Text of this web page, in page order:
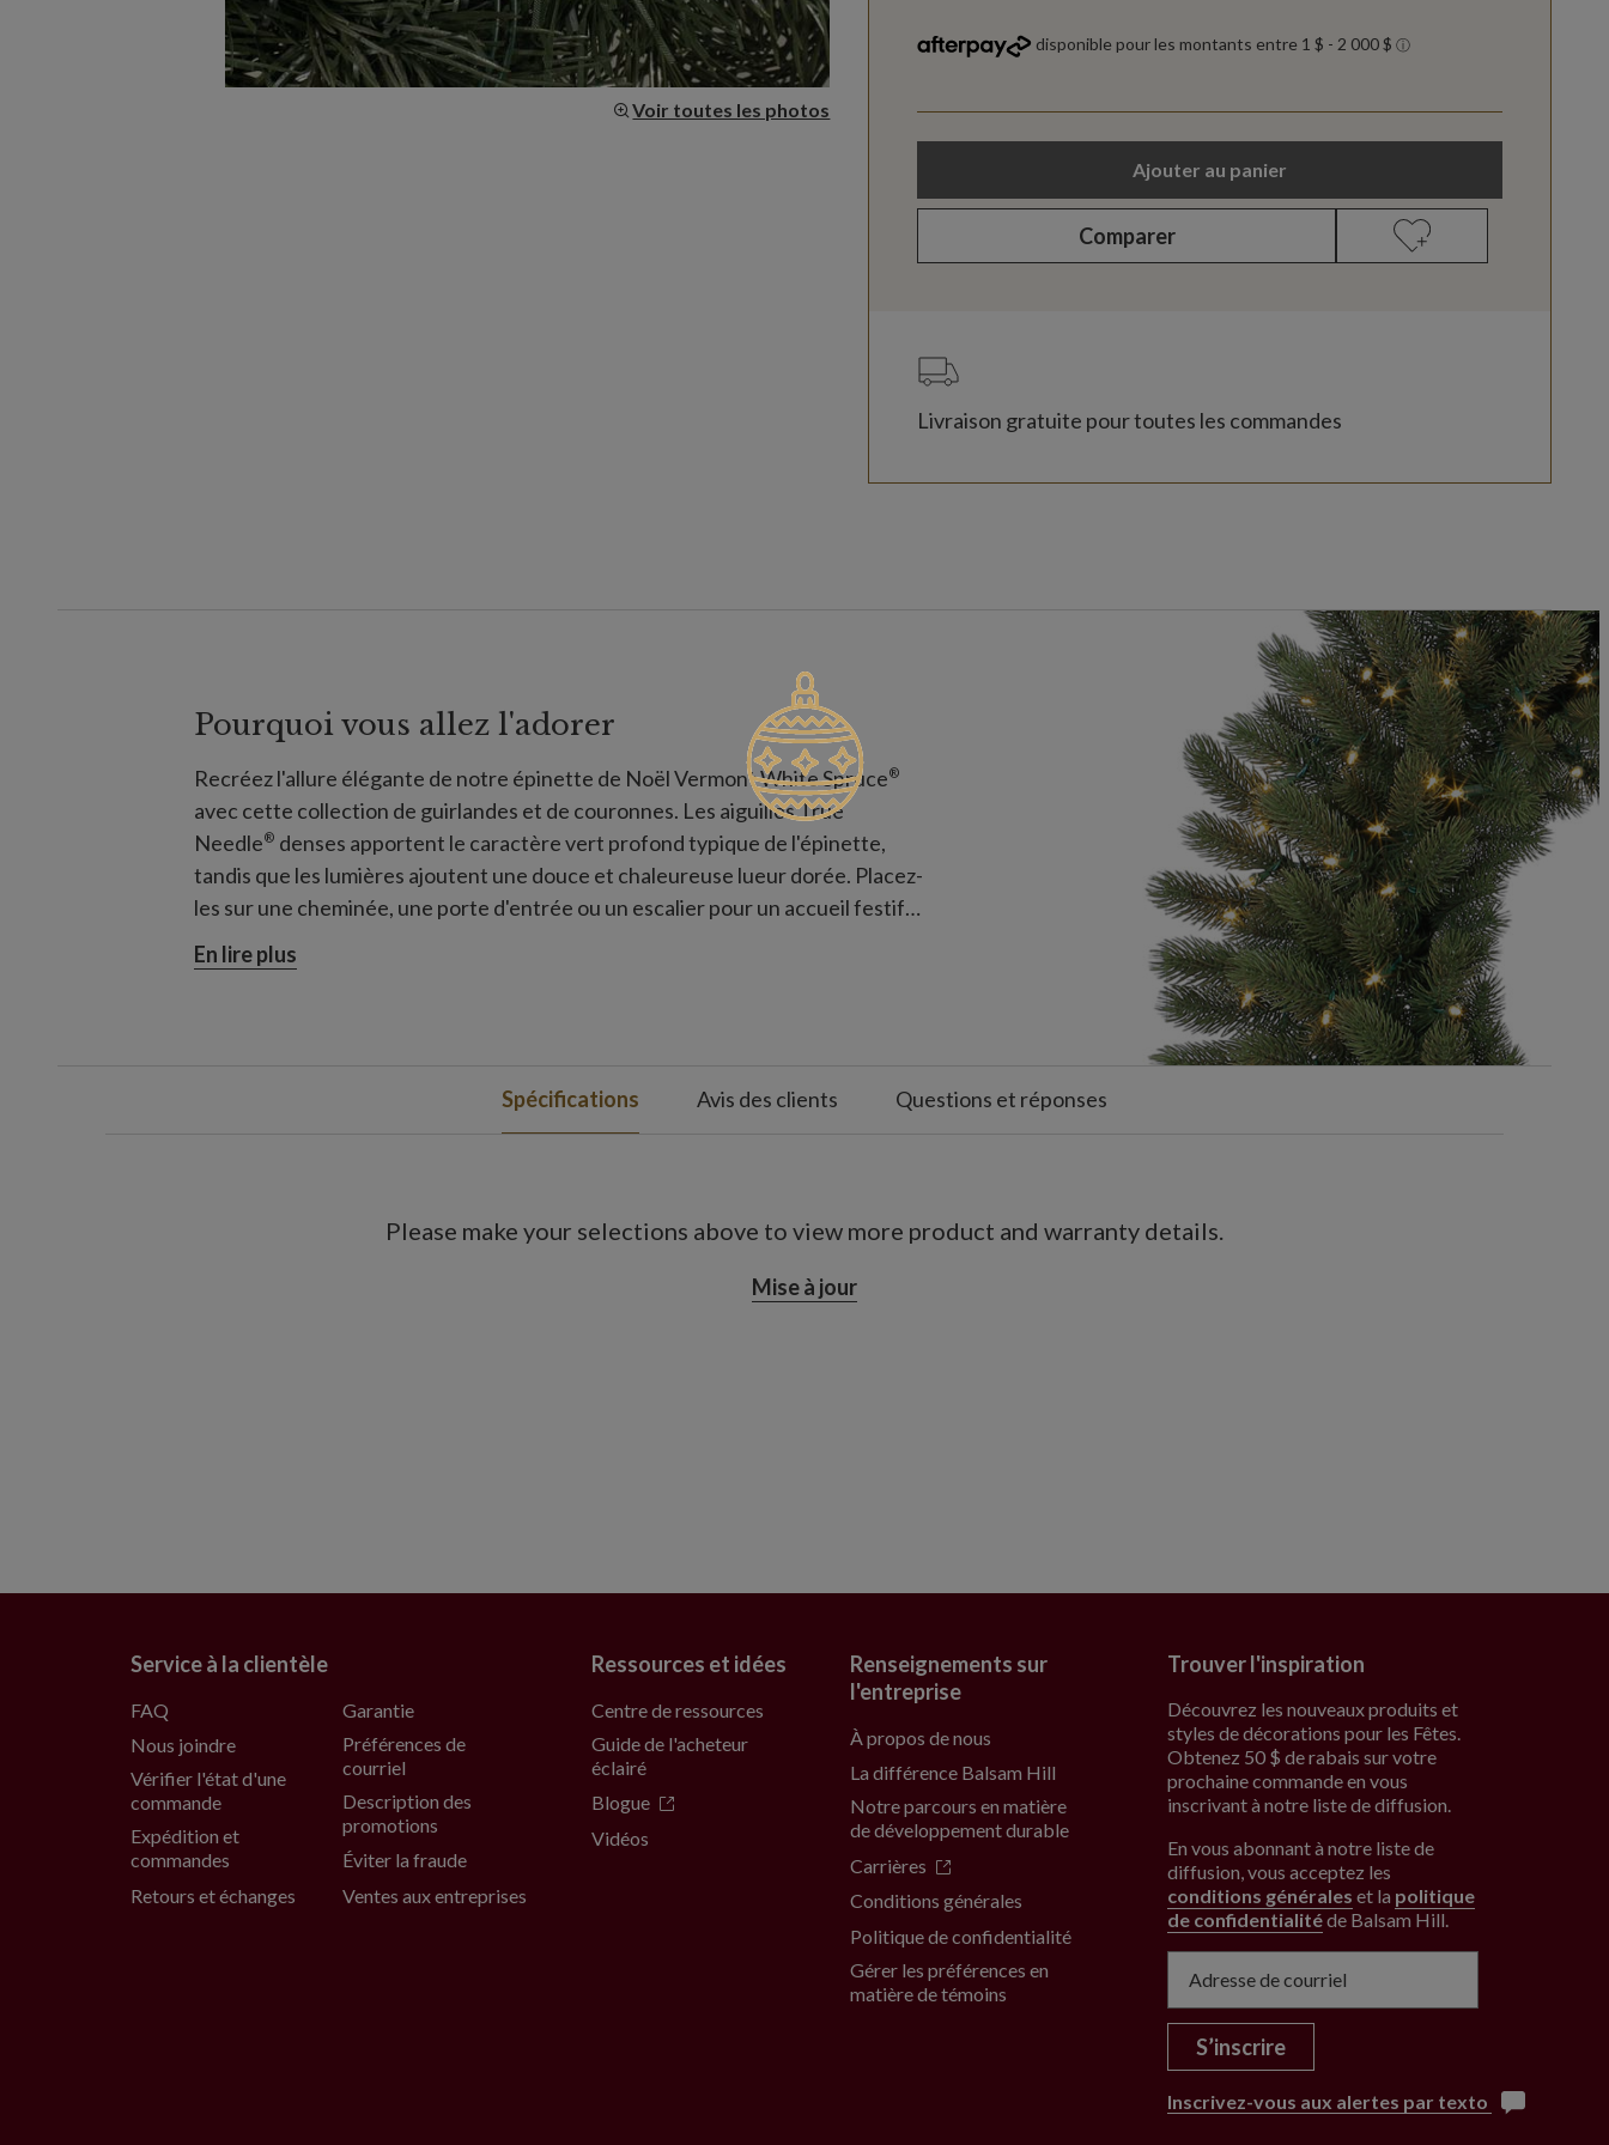
Voir toutes les photos
Ajouter au panier
Comparer
Livraison gratuite pour toutes les commandes
Pourquoi vous allez l'adorer
Recréez l'allure élégante de notre épinette de Noël Vermont White Spruce®
avec cette collection de guirlandes et de couronnes. Les aiguilles True
Needle® denses apportent le caractère vert profond typique de l'épinette,
tandis que les lumières ajoutent une douce et chaleureuse lueur dorée. Placez-
les sur une cheminée, une porte d'entrée ou un escalier pour un accueil festif
et raffiné.
En lire plus
Spécifications Avis des clients Questions et réponses
Please make your selections above to view more product and warranty details.
Mise à jour
Service à la clientèle
FAQ
Nous joindre
Vérifier l'état d'une
commande
Expédition et
commandes
Retours et échanges
Garantie
Préférences de
courriel
Description des
promotions
Éviter la fraude
Ventes aux entreprises
Ressources et idées
Centre de ressources
Guide de l'acheteur
éclairé
Blogue
Vidéos
Renseignements sur
l'entreprise
À propos de nous
La différence Balsam Hill
Notre parcours en matière
de développement durable
Carrières
Conditions générales
Politique de confidentialité
Gérer les préférences en
matière de témoins
Trouver l'inspiration
Découvrez les nouveaux produits et
styles de décorations pour les Fêtes.
Obtenez 50 $ de rabais sur votre
prochaine commande en vous
inscrivant à notre liste de diffusion.
En vous abonnant à notre liste de
diffusion, vous acceptez les
conditions générales et la politique
de confidentialitéde Balsam Hill
S’inscrire
Inscrivez-vous aux alertes par texto